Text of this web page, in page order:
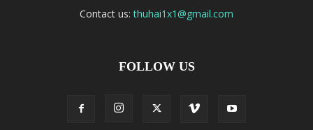
Contact us:thuhai1x1@gmail.com
FOLLOW US